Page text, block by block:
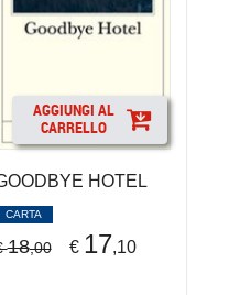
AGGIUNGI AL
CARRELLO
HOTEL
CARTA
18,00 € 17,10